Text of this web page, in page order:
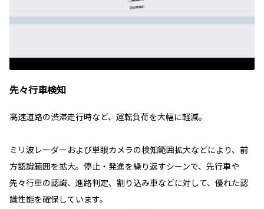
先々行車検知
高速道路の渋滞走行時など、運転負荷を大幅に軽減。
ミリ波レーダーおよび単眼カメラの検知範囲拡大などにより、前
方認識範囲を拡大。停止・発進を繰り返すシーンで、先行車や
先々行車の認識、進路判定、割り込み車などに対して、優れた認
識性能を確保しています。